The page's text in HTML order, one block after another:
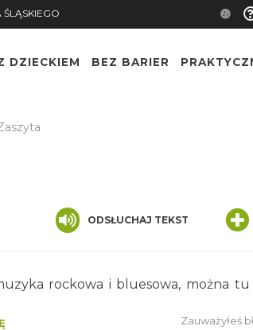
DZIECKIEM BEZ BARIER
ODSŁUCHAJ TEKST
rockowa i bluesowa, można tu
Zauważyłeś